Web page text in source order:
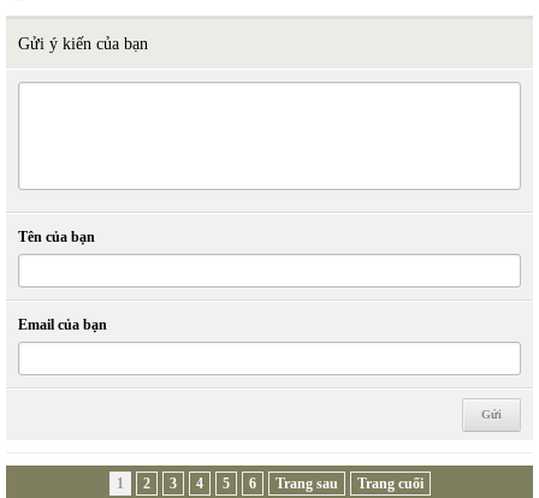
Gửi ý kiến của bạn
Tên của bạn
Email của bạn
1 2 3 4 5 6 Trang sau Trang cuối